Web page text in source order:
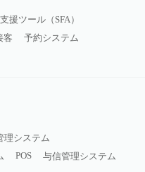
援ツール（SFA）
客
予約システム
理システム
POS 与信管理システム